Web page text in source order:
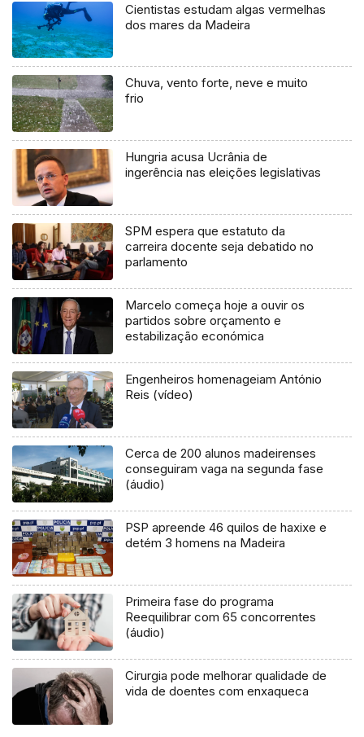
Cientistas estudam algas vermelhas
dos mares da Madeira
Chuva, vento forte, neve e muito
frio
Hungria acusa Ucrânia de
ingerência nas eleições legislativas
SPM espera que estatuto da
carreira docente seja debatido no
parlamento
Marcelo começa hoje a ouvir os
partidos sobre orçamento e
estabilização económica
Engenheiros homenageiam António
Reis (vídeo)
Cerca de 200 alunos madeirenses
conseguiram vaga na segunda fase
(áudio)
PSP apreende 46 quilos de haxixe e
detém 3 homens na Madeira
Primeira fase do programa
Reequilibrar com 65 concorrentes
(áudio)
Cirurgia pode melhorar qualidade de
vida de doentes com enxaqueca